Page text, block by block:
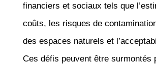
financiers et sociaux tels que
coûts, les risques de
des espaces naturels et
Ces défis peuvent être surmontés